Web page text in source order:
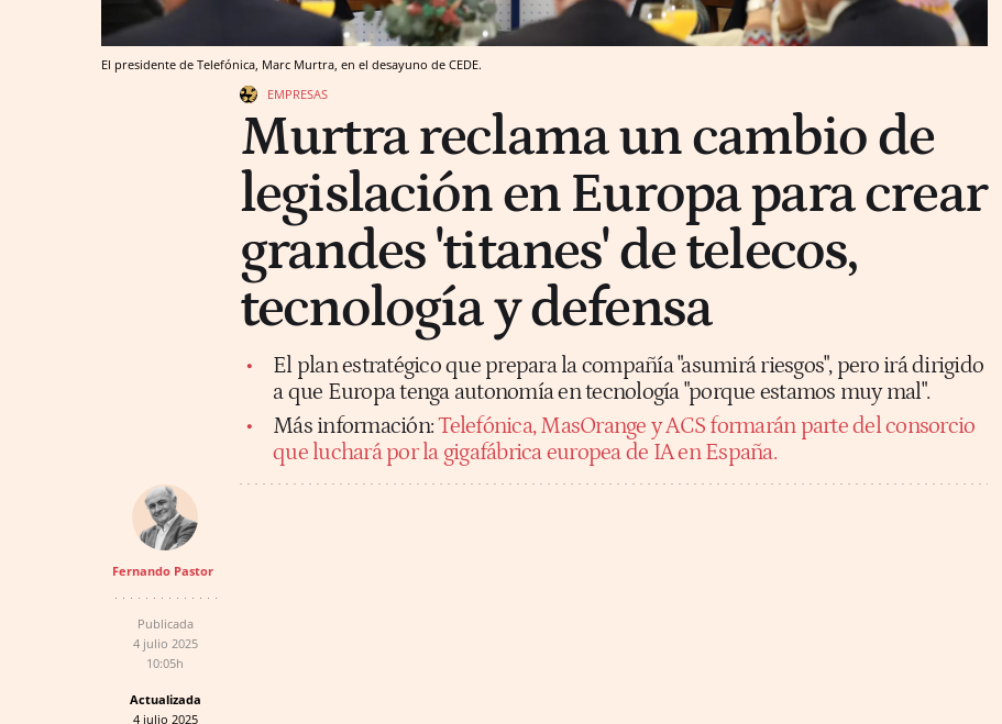
El presidente de Telefónica, Marc Murtra, en el desayuno de CEDE.
EMPRESAS
Murtra reclama un cambio de
legislación en Europa para crear
grandes 'titanes' de telecos,
tecnología y defensa
El plan estratégico que prepara la compañía "asumirá riesgos", pero irá dirigido
a que Europa tenga autonomía en tecnología "porque estamos muy mal".
Más información:Telefónica, MasOrange y ACS formarán parte del consorcio
que luchará por la gigafábrica europea de IA en España.
Fernando Pastor
Publicada
4 julio 2025
10:05h
Actualizada
4 julio 2025